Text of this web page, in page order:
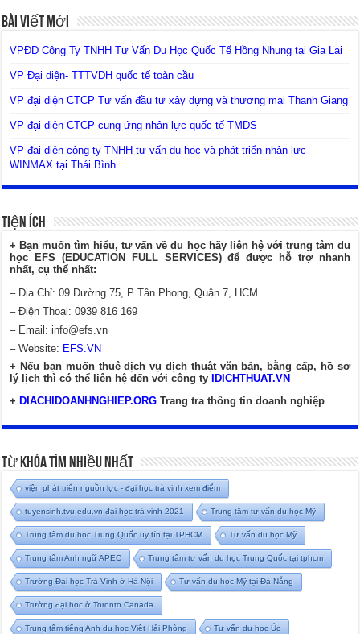
Bài Viết Mới
VPĐD Công Ty TNHH Tư Vấn Du Học Quốc Tế Hồng Nhung tại Gia Lai
VP Đại diện- TTTVDH quốc tế toàn cầu
VP đại diện CTCP Tư vấn đầu tư xây dựng và thương mại Thanh Giang
VP đại diện CTCP cung ứng nhân lực quốc tế TMDS
VP đại diện công ty TNHH tư vấn du học và phát triển nhân lực
WINMAX tại Thái Bình
Tiện Ích
+ Bạn muốn tìm hiểu, tư vấn về du học hãy liên hệ với trung tâm du
học EFS (EDUCATION FULL SERVICES) để được hỗ trợ nhanh
nhất, cụ thể nhất:
– Địa Chỉ: 09 Đường 75, P Tân Phong, Quận 7, HCM
– Điện Thoại: 0939 816 169
– Email:info@efs.vn
– Website: EFS.VN
+ Nếu bạn muốn thuê dịch vụ dịch thuật văn bản, bằng cấp, hồ sơ
lý lịch thì có thể liên hệ đến với công ty
IDICHTHUAT.VN
+ DIACHIDOANHNGHIEP.ORG Trang tra thông tin doanh nghiệp
Từ Khóa Tìm Nhiều Nhất
viện phát triển nguồn lực - đại học trà vinh xem điểm
tuyensinh.tvu.edu.vn đại học trà vinh 2021 Trung tâm tư vấn du học Mỹ
Trung tâm du học Trung Quốc uy tín tại TPHCM Tư vấn du học Mỹ
Trung tâm Anh ngữ APEC Trung tâm tư vấn du học Trung Quốc tại tphcm
Trường Đại học Trà Vinh ở Hà Nội Tư vấn du học Mỹ tại Đà Nẵng
Trường đại học ở Toronto Canada
Trung tâm tiếng Anh du học Việt Hải Phòng Tư vấn du học Úc